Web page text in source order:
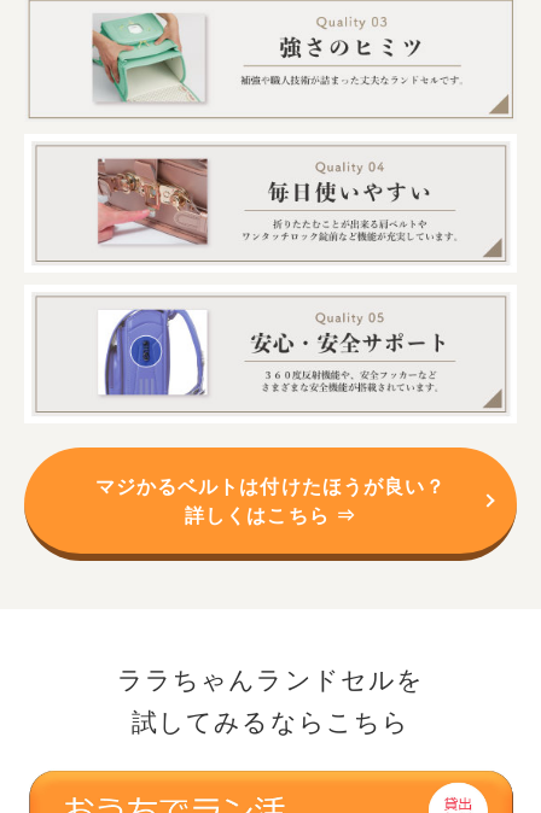
マジかるベルトは付けたほうが良い？
詳しくはこちら ⇒
ララちゃんランドセルを
試してみるならこちら